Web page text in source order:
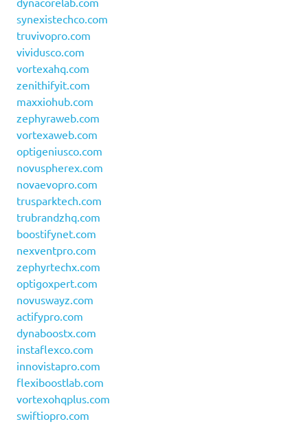
synexistechco.com
truvivopro.com
vividusco.com
vortexahq.com
zenithifyit.com
maxxiohub.com
zephyraweb.com
vortexaweb.com
optigeniusco.com
novuspherex.com
novaevopro.com
trusparktech.com
trubrandzhq.com
boostifynet.com
nexventpro.com
zephyrtechx.com
optigoxpert.com
novuswayz.com
actifypro.com
dynaboostx.com
instaflexco.com
innovistapro.com
flexiboostlab.com
vortexohqplus.com
swiftiopro.com